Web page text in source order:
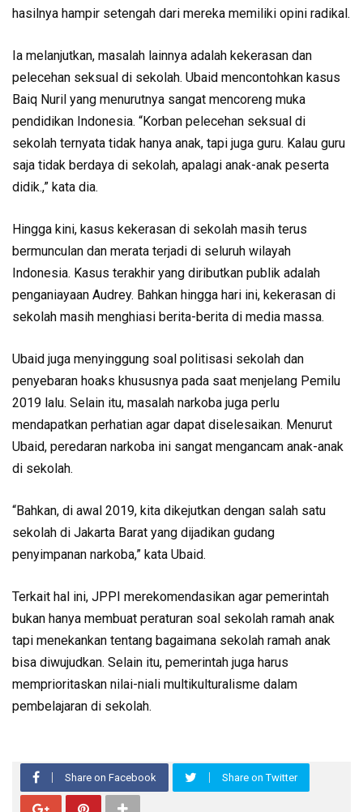
hasilnya hampir setengah dari mereka memiliki opini radikal.
Ia melanjutkan, masalah lainnya adalah kekerasan dan
pelecehan seksual di sekolah. Ubaid mencontohkan kasus
Baiq Nuril yang menurutnya sangat mencoreng muka
pendidikan Indonesia. “Korban pelecehan seksual di
sekolah ternyata tidak hanya anak, tapi juga guru. Kalau guru
saja tidak berdaya di sekolah, apalagi anak-anak peserta
didik.,” kata dia.
Hingga kini, kasus kekerasan di sekolah masih terus
bermunculan dan merata terjadi di seluruh wilayah
Indonesia. Kasus terakhir yang diributkan publik adalah
penganiayaan Audrey. Bahkan hingga hari ini, kekerasan di
sekolah masih menghiasi berita-berita di media massa.
Ubaid juga menyinggung soal politisasi sekolah dan
penyebaran hoaks khususnya pada saat menjelang Pemilu
2019 lalu. Selain itu, masalah narkoba juga perlu
mendapatkan perhatian agar dapat diselesaikan. Menurut
Ubaid, peredaran narkoba ini sangat mengancam anak-anak
di sekolah.
“Bahkan, di awal 2019, kita dikejutkan dengan salah satu
sekolah di Jakarta Barat yang dijadikan gudang
penyimpanan narkoba,” kata Ubaid.
Terkait hal ini, JPPI merekomendasikan agar pemerintah
bukan hanya membuat peraturan soal sekolah ramah anak
tapi menekankan tentang bagaimana sekolah ramah anak
bisa diwujudkan. Selain itu, pemerintah juga harus
memprioritaskan nilai-niali multikulturalisme dalam
pembelajaran di sekolah.
Share on Facebook Share on Twitter